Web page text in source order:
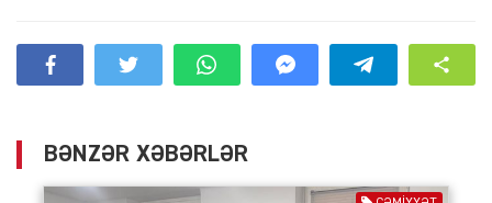
BƏNZƏR XƏBƏRLƏR